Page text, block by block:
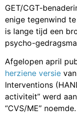
naam van GET in
negatieve reactie
hun gebruik van
standaard, ME/
Zoals ik
“Ondanks de
nog steeds de
genoemd en